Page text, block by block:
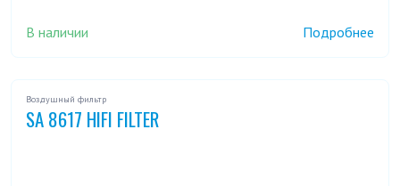
В наличии Подробнее
Воздушный фильтр
SA 8617 HIFI FILTER